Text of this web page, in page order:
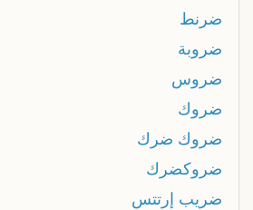
ضرنط
ضروبة
ضروس
ضروك
ضروك ضرك
ضروكضرك
ضريب إرتتس